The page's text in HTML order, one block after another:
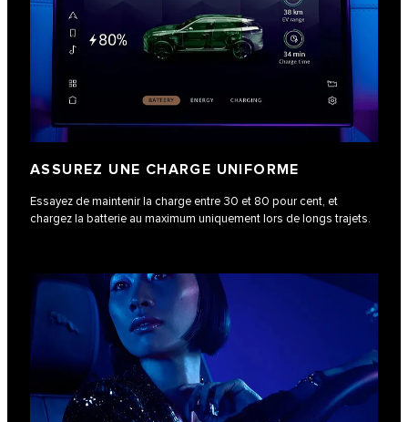
ASSUREZ UNE CHARGE UNIFORME
Essayez de maintenir la charge entre 30 et 80 pour cent, et
chargez la batterie au maximum uniquement lors de longs trajets.